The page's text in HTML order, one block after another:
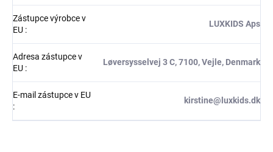
Zástupce výrobce v
EU :
LUXKIDS Aps
Adresa zástupce v
EU :
Løversysselvej 3 C, 7100, Vejle, Denmark
E-mail zástupce v EU
:
kirstine@luxkids.dk